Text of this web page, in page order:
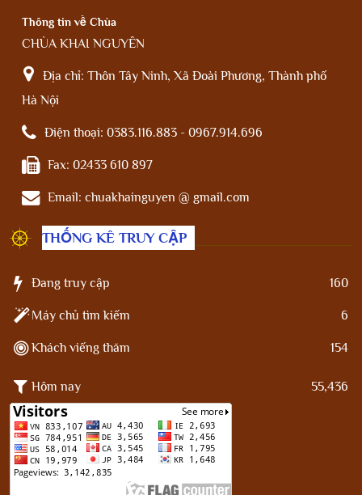
Thông tin về Chùa
CHÙA KHAI NGUYÊN
Địa chỉ: Thôn Tây Ninh, Xã Đoài Phương, Thành phố
Hà Nội
Điện thoại: 0383.116.883 - 0967.914.696
Fax: 02433 610 897
Email: chuakhainguyen @ gmail.com
THỐNG KÊ TRUY CẬP
Đang truy cập 160
Máy chủ tìm kiếm 6
Khách viếng thăm 154
Hôm nay 55,436